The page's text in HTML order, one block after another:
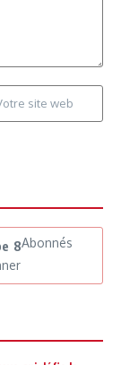
8Abonnés